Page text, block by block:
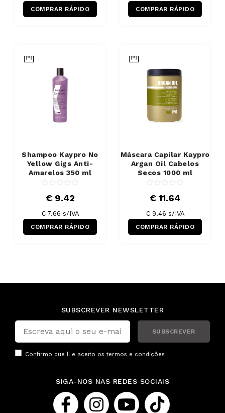
COMPRAR RÁPIDO COMPRAR RÁPIDO
Shampoo Kaypro No
Yellow Gigs Anti-
Amarelos 350 ml
€ 9.42
€ 7.66 s/IVA
COMPRAR RÁPIDO
Máscara Capilar Kaypro
Argan Oil Cabelos
Secos 1000 ml
€ 11.64
€ 9.46 s/IVA
COMPRAR RÁPIDO
SUBSCREVER NEWSLETTER
SUBSCREVER
Confirmo que li e aceito os termos e condições
SIGA-NOS NAS REDES SOCIAIS